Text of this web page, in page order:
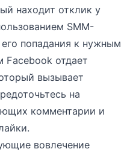
находит отклик у
SMM-
попадания к нужным
отдает
вызывает
на
комментарии и
вовлечение